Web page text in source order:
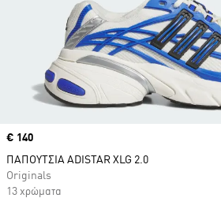
Price
€ 140
ΠΑΠΟΥΤΣΙΑ ADISTAR XLG 2.0
Originals
13 χρώματα